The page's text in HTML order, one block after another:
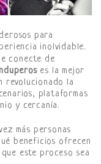
para
inolvidable.
conecte de
es la mejor
revolucionado la
plataformas
y cercanía.
más personas
beneficios ofrecen
que este proceso sea